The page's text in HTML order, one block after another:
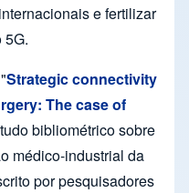
e fertilizar
5G.
Strategic connectivity
The case of
bibliométrico sobre
médico-industrial da
por pesquisadores